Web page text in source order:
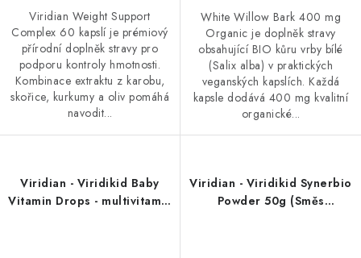
Viridian Weight Support
Complex 60 kapslí je prémiový
přírodní doplněk stravy pro
podporu kontroly hmotnosti.
Kombinace extraktu z karobu,
skořice, kurkumy a oliv pomáhá
navodit...
White Willow Bark 400 mg
Organic je doplněk stravy
obsahující BIO kůru vrby bílé
(Salix alba) v praktických
veganských kapslích. Každá
kapsle dodává 400 mg kvalitní
organické...
Viridian - Viridikid Baby
Vitamin Drops - multivitamín
Viridian - Viridikid Synerbio
Powder 50g (Směs